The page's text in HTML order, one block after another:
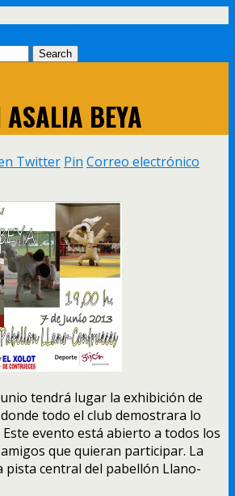
BEYA
Twitter Pin Correo electrónico
tendrá lugar la exhibición de
todo el club demostrara lo
evento está abierto a todos los
que quieran participar. La
pista central del pabellón Llano-